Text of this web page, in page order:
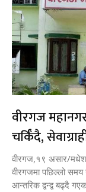
वीरगज
चर्किँदै,
वीरगज,१९ असार/मधेश
वीरगजमा पछिल्लो समय
आन्तरिक द्वन्द्व बढ्दै